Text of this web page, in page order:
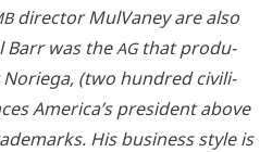
direc­tor Mul­Va­ney are also
Barr was the AGthat pro­du­
Norie­ga, (two hundred civi­li­
America’s pre­si­dent abo­ve
His busi­ness style is